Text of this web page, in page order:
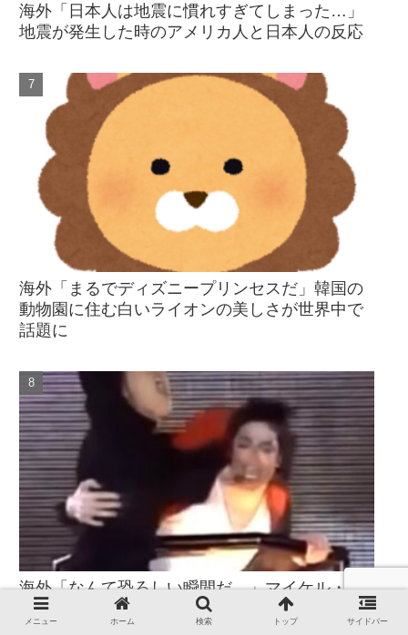
海外「日本人は地震に慣れすぎてしまった…」
地震が発生した時のアメリカ人と日本人の反応
海外「まるでディズニープリンセスだ」韓国の
動物園に住む白いライオンの美しさが世界中で
話題に
海外「なんて恐ろしい瞬間だ…」マイケル・ジ
ャクソン、ソウル公演中にクレーンに侵入した
ファンを守る感動の瞬間
メニュー ホーム 検索 トップ サイドバー